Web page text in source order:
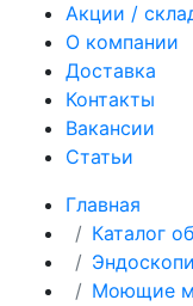
Акции /
О компании
Доставка
Контакты
Вакансии
Статьи
Главная
Каталог
Моющие